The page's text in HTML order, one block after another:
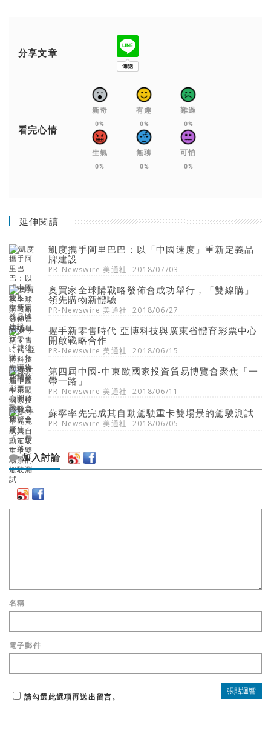
分享文章
看完心情
新奇
0%
有趣
0%
難過
0%
生氣
0%
無聊
0%
可怕
0%
延伸閱讀
凱度攜手阿里巴巴：以「中國速度」重新定義品
牌建設
PR-Newswire 美通社 2018/07/03
奧買家全球購戰略發佈會成功舉行，「雙線購」
領先購物新體驗
PR-Newswire 美通社 2018/06/27
握手新零售時代 亞博科技與廣東省體育彩票中心
開啟戰略合作
PR-Newswire 美通社 2018/06/15
第四屆中國-中東歐國家投資貿易博覽會聚焦「一
帶一路」
PR-Newswire 美通社 2018/06/11
蘇寧率先完成其自動駕駛重卡雙場景的駕駛測試
PR-Newswire 美通社 2018/06/05
加入討論
名稱
電子郵件
請勾選此選項再送出留言。